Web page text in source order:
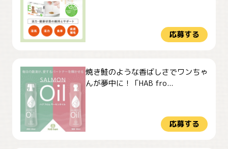
応募する
焼き鮭のような香ばしさでワンちゃ
んが夢中に！「HAB fro...
応募する